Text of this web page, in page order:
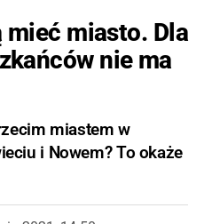
miasto. Dla
nie ma
miastem w
i Nowem? To okaże